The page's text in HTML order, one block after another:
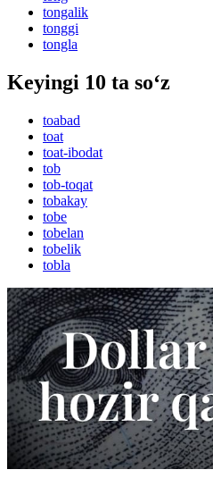
tongalik
tonggi
tongla
Keyingi 10 ta so‘z
toabad
toat
toat-ibodat
tob
tob-toqat
tobakay
tobe
tobelan
tobelik
tobla